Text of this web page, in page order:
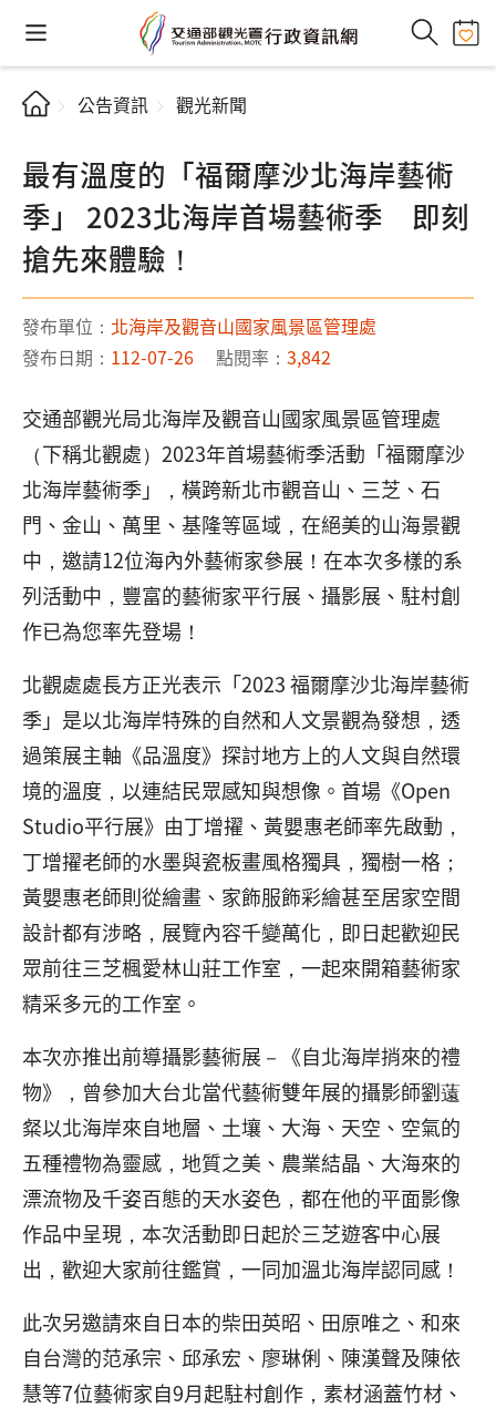
公告資訊 觀光新聞
最有溫度的「福爾摩沙北海岸藝術
季」 2023北海岸首場藝術季 即刻
搶先來體驗！
發布單位： 北海岸及觀音山國家風景區管理處
發布日期： 112-07-26 點閱率： 3,842
交通部觀光局北海岸及觀音山國家風景區管理處
（下稱北觀處）2023年首場藝術季活動「福爾摩沙
北海岸藝術季」，橫跨新北市觀音山、三芝、石
門、金山、萬里、基隆等區域，在絕美的山海景觀
中，邀請12位海內外藝術家參展！在本次多樣的系
列活動中，豐富的藝術家平行展、攝影展、駐村創
作已為您率先登場！
北觀處處長方正光表示「2023 福爾摩沙北海岸藝術
季」是以北海岸特殊的自然和人文景觀為發想，透
過策展主軸《品溫度》探討地方上的人文與自然環
境的溫度，以連結民眾感知與想像。首場《Open
Studio平行展》由丁增擢、黃嬰惠老師率先啟動，
丁增擢老師的水墨與瓷板畫風格獨具，獨樹一格；
黃嬰惠老師則從繪畫、家飾服飾彩繪甚至居家空間
設計都有涉略，展覽內容千變萬化，即日起歡迎民
眾前往三芝楓愛林山莊工作室，一起來開箱藝術家
精采多元的工作室。
本次亦推出前導攝影藝術展－《自北海岸捎來的禮
物》，曾參加大台北當代藝術雙年展的攝影師劉薳
粲以北海岸來自地層、土壤、大海、天空、空氣的
五種禮物為靈感，地質之美、農業結晶、大海來的
漂流物及千姿百態的天水姿色，都在他的平面影像
作品中呈現，本次活動即日起於三芝遊客中心展
出，歡迎大家前往鑑賞，一同加溫北海岸認同感！
此次另邀請來自日本的柴田英昭、田原唯之、和來
自台灣的范承宗、邱承宏、廖琳俐、陳漢聲及陳依
慧等7位藝術家自9月起駐村創作，素材涵蓋竹材、